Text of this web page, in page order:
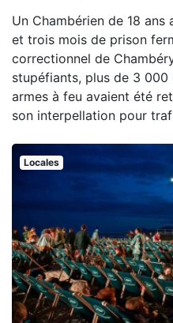
Un Chambérien de 18
et trois mois de prison
correctionnel de
stupéfiants, plus de 3 000
armes à feu avaient été
son interpellation pour
Locales